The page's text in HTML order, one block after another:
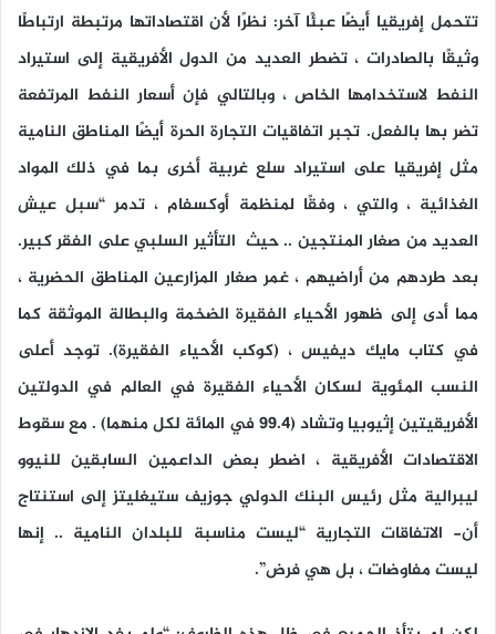
تتحمل إفريقيا أيضًا عبئًا آخر: نظرًا لأن اقتصاداتها مرتبطة ارتباطًا
وثيقًا بالصادرات ، تضطر العديد من الدول الأفريقية إلى استيراد
النفط لاستخدامها الخاص ، وبالتالي فإن أسعار النفط المرتفعة
تضر بها بالفعل. تجبر اتفاقيات التجارة الحرة أيضًا المناطق النامية
مثل إفريقيا على استيراد سلع غربية أخرى بما في ذلك المواد
الغذائية ، والتي ، وفقًا لمنظمة أوكسفام ، تدمر “سبل عيش
العديد من صغار المنتجين .. حيث التأثير السلبي على الفقر كبير.
بعد طردهم من أراضيهم ، غمر صغار المزارعين المناطق الحضرية ،
مما أدى إلى ظهور الأحياء الفقيرة الضخمة والبطالة الموثقة كما
في كتاب مايك ديفيس ، (كوكب الأحياء الفقيرة). توجد أعلى
النسب المئوية لسكان الأحياء الفقيرة في العالم في الدولتين
الأفريقيتين إثيوبيا وتشاد (99.4 في المائة لكل منهما) . مع سقوط
الاقتصادات الأفريقية ، اضطر بعض الداعمين السابقين للنيوو
ليبرالية مثل رئيس البنك الدولي جوزيف ستيغليتز إلى استنتاج
أن- الاتفاقات التجارية “ليست مناسبة للبلدان النامية .. إنها
ليست مفاوضات ، بل هي فرض”.